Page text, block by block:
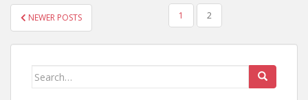
POSTS
PAGINATION
NEWER POSTS 1 2
Search